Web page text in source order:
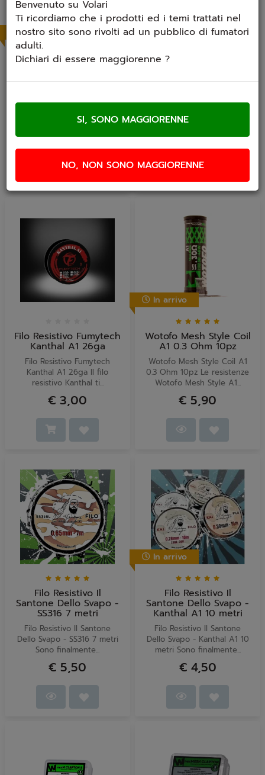
In arrivo
Set di rigenerazione
GeekVape Mini Kit V2
GeekVape Mini Kit V2
Nuova versione
dell'apprezzato...
In arrivo
Tab Standard Edition
Standard Edition
Indispensabile per i pazzi
furiosi del...
Filo Resistivo Fumytech
Kanthal A1 26ga
Filo Resistivo Fumytech
Kanthal A1 26ga Il filo
resistivo Kanthal ti...
€ 3,00
In arrivo
Wotofo Mesh Style Coil
A1 0.3 Ohm 10pz
Wotofo Mesh Style Coil A1
0.3 Ohm 10pz Le resistenze
Wotofo Mesh Style A1...
€ 5,90
Filo Resistivo Il
Santone Dello Svapo -
SS316 7 metri
Filo Resistivo Il Santone
Dello Svapo - SS316 7 metri
Sono finalmente...
€ 5,50
In arrivo
Filo Resistivo Il
Santone Dello Svapo -
Kanthal A1 10 metri
Filo Resistivo Il Santone
Dello Svapo - Kanthal A1 10
metri Sono finalmente...
€ 4,50
Benvenuto su Volari
Ti ricordiamo che i prodotti ed i temi trattati nel
nostro sito sono rivolti ad un pubblico di fumatori
adulti.
Dichiari di essere maggiorenne ?
NO, NON SONO MAGGIORENNE